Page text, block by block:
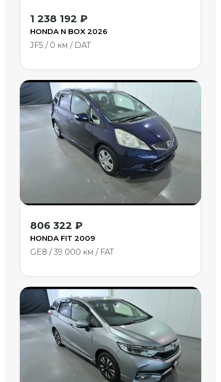
1 238 192 ₽
HONDA N BOX 2026
JF5 / 0 км / DAT
806 322 ₽
HONDA FIT 2009
GE8 / 39 000 км / FAT